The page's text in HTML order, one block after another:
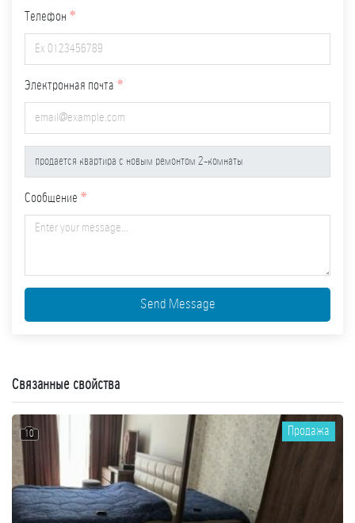
Телефон
Электронная почта
Сообщение
Send Message
Связанные свойства
10 Продажа